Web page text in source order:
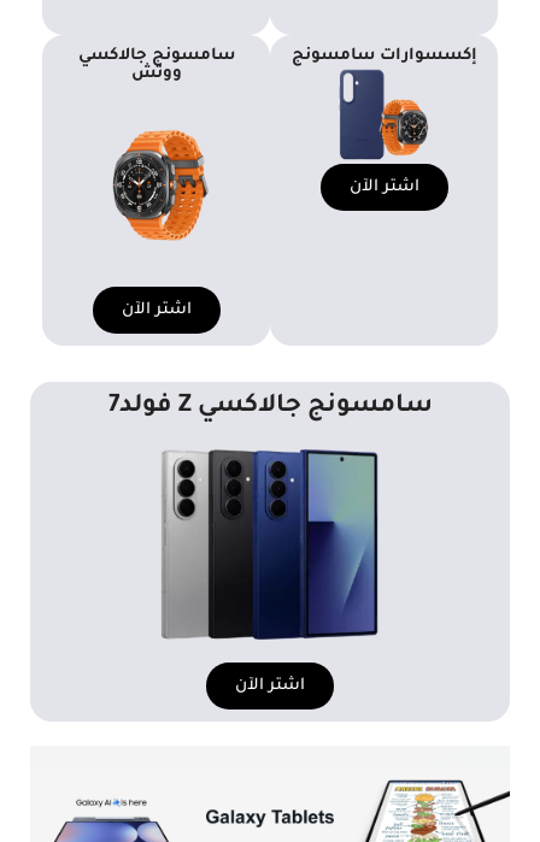
إكسسوارات سامسونج
اشتر الآن
سامسونج جالاكسي
ووتش
اشتر الآن
سامسونج جالاكسي Z فولد7
اشتر الآن